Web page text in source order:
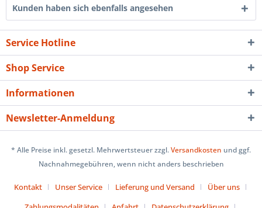
Kunden haben sich ebenfalls angesehen
Service Hotline
Shop Service
Informationen
Newsletter-Anmeldung
* Alle Preise inkl. gesetzl. Mehrwertsteuer zzgl.Versandkosten und ggf.
Nachnahmegebühren, wenn nicht anders beschrieben
Kontakt Unser Service Lieferung und Versand
Über uns